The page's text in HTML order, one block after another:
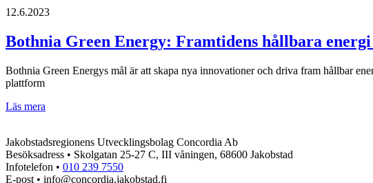
12.6.2023
Bothnia Green Energy: Framtidens hållbara
Bothnia Green Energys mål är att skapa nya innovationer och driva fram hållbar
plattform
Läs mera
Framtidens
hållbara
energi
tar
Jakobstadsregionens Utvecklingsbolag Concordia Ab
Besöksadress • Skolgatan 25-27 C, III våningen, 68600 Jakobstad
Infotelefon • 010 239 7550
E-post • info@concordia.jakobstad.fi